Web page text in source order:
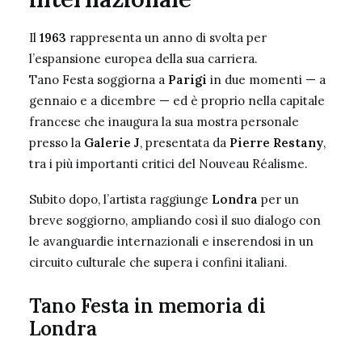
Il 1963 rappresenta un anno di svolta per
l’espansione europea della sua carriera.
Tano Festa soggiorna a Parigi in due momenti — a
gennaio e a dicembre — ed è proprio nella capitale
francese che inaugura la sua mostra personale
presso la Galerie J, presentata da Pierre Restany,
tra i più importanti critici del Nouveau Réalisme.
Subito dopo, l’artista raggiunge Londra per un
breve soggiorno, ampliando così il suo dialogo con
le avanguardie internazionali e inserendosi in un
circuito culturale che supera i confini italiani.
Tano Festa in memoria di
Londra